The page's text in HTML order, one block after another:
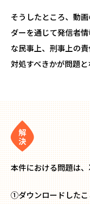
そうしたところ、動
ダーを通じて発信者
な民事上、刑事上の
対処すべきかが問題と
本件における問題は
①ダウンロードした